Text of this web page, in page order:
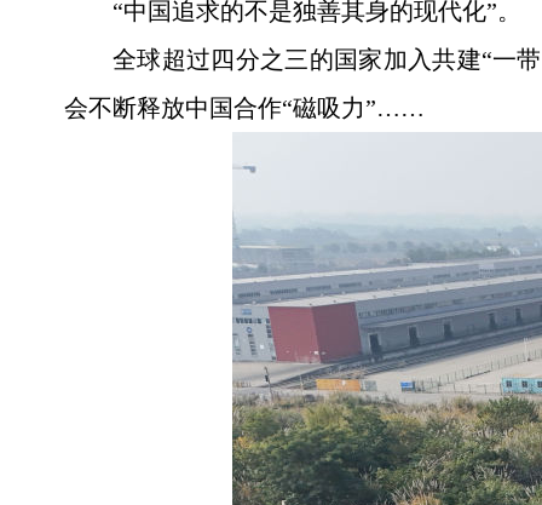
“中国追求的不是独善其身的现代化”。
全球超过四分之三的国家加入共建“一
会不断释放中国合作“磁吸力”……